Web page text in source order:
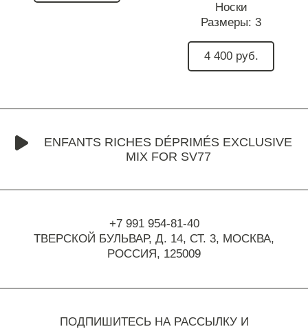
Носки
Размеры: 3
4 400 руб.
ENFANTS RICHES DÉPRIMÉS EXCLUSIVE
MIX FOR SV77
+7 991 954-81-40
ТВЕРСКОЙ БУЛЬВАР, Д. 14, СТ. 3, МОСКВА,
РОССИЯ, 125009
ПОДПИШИТЕСЬ НА РАССЫЛКУ И